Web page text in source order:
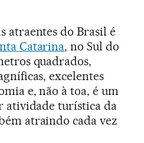
atraentes do Brasil é
Catarina, no Sul do
quadrados,
excelentes
e, não à toa, é um
atividade turística da
atraindo cada vez